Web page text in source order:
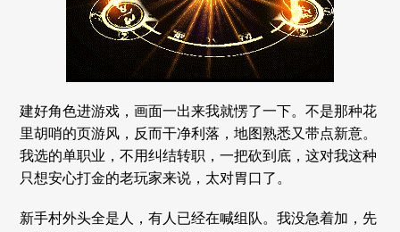
建好角色进游戏，画面一出来我就愣了一下。不是那种花
里胡哨的页游风，反而干净利落，地图熟悉又带点新意。
我选的单职业，不用纠结转职，一把砍到底，这对我这种
只想安心打金的老玩家来说，太对胃口了。
新手村外头全是人，有人已经在喊组队。我没急着加，先